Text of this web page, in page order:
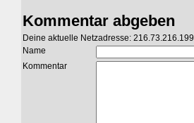
Kommentar abgeben
Deine aktuelle Netzadresse: 216.73.216.199
Name
Kommentar